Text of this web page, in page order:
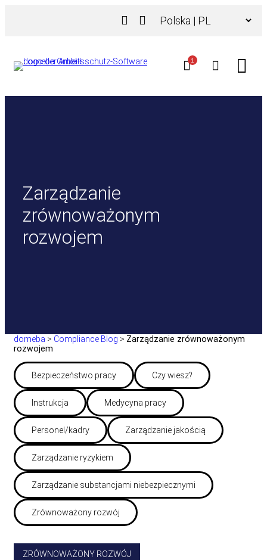
język
1
Zarządzanie
zrównoważonym
rozwojem
domeba > Compliance Blog > Zarządzanie zrównoważonym
rozwojem
Bezpieczeństwo pracy Czy wiesz?
Instrukcja Medycyna pracy
Personel/kadry Zarządzanie jakością
Zarządzanie ryzykiem
Zarządzanie substancjami niebezpiecznymi
Zrównoważony rozwój
ZRÓWNOWAŻONY ROZWÓJ